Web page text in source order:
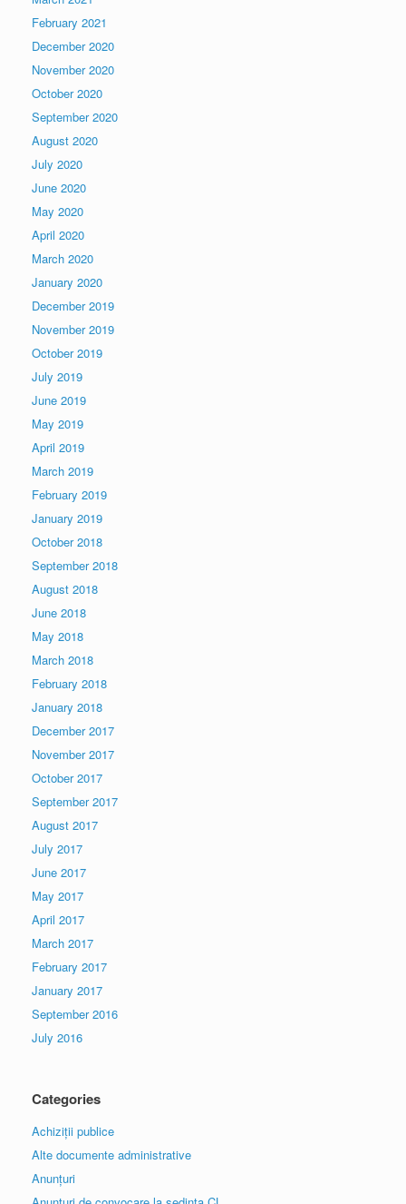
February 2021
December 2020
November 2020
October 2020
September 2020
August 2020
July 2020
June 2020
May 2020
April 2020
March 2020
January 2020
December 2019
November 2019
October 2019
July 2019
June 2019
May 2019
April 2019
March 2019
February 2019
January 2019
October 2018
September 2018
August 2018
June 2018
May 2018
March 2018
February 2018
January 2018
December 2017
November 2017
October 2017
September 2017
August 2017
July 2017
June 2017
May 2017
April 2017
March 2017
February 2017
January 2017
September 2016
July 2016
Categories
Achiziții publice
Alte documente administrative
Anunțuri